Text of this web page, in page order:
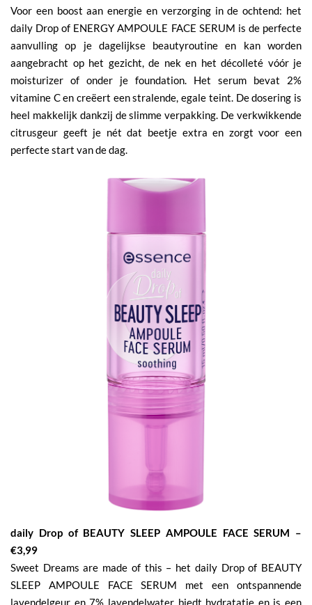
Voor een boost aan energie en verzorging in de ochtend: het
daily Drop of ENERGY AMPOULE FACE SERUM is de perfecte
aanvulling op je dagelijkse beautyroutine en kan worden
aangebracht op het gezicht, de nek en het décolleté vóór je
moisturizer of onder je foundation. Het serum bevat 2%
vitamine C en creëert een stralende, egale teint. De dosering is
heel makkelijk dankzij de slimme verpakking. De verkwikkende
citrusgeur geeft je nét dat beetje extra en zorgt voor een
perfecte start van de dag.
daily Drop of BEAUTY SLEEP AMPOULE FACE SERUM –
€3,99
Sweet Dreams are made of this – het daily Drop of BEAUTY
SLEEP AMPOULE FACE SERUM met een ontspannende
lavendelgeur en 7% lavendelwater biedt hydratatie en is een